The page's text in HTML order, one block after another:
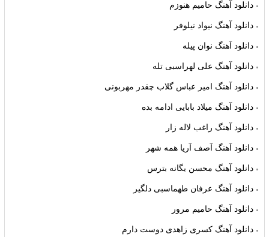
دانلود آهنگ حامیم هنوزم
دانلود آهنگ نیواد نیلوفر
دانلود آهنگ نوان پیله
دانلود آهنگ علی لهراسبی تله
دانلود آهنگ امیر عباس گلاب چقدر مهربونی
دانلود آهنگ میلاد بابایی ادامه بده
دانلود آهنگ راغب لاله زار
دانلود آهنگ آصف آریا همه شهر
دانلود آهنگ محسن یگانه بترس
دانلود آهنگ عرفان طهماسبی دلگیر
دانلود آهنگ حامیم مرور
دانلود آهنگ کسری زاهدی دوست دارم